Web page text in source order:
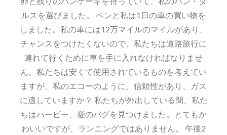
ルスを選びました。 ベンと私は1日の車の買い物を
しました。私の車には12万マイルのマイルがあり、
チャンスをつけたくないので、私たちは道路旅行に
連れて行くために車を手に入れなければなりませ
ん。私たちは安くて使用されているものを考えてい
ますが、私のエコーのように、信頼性があり、ガス
に適していますか？ 私たちが外出している間、私た
ちはハービー、愛のバグを見つけました。とてもか
わいいですが、ランニングではありません。 午後2